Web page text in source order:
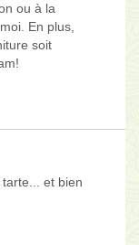
ou à la
En plus,
soit
et bien